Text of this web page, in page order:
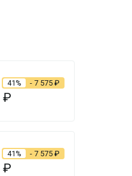
41% - 7 575 ₽
₽
41% - 7 575 ₽
₽